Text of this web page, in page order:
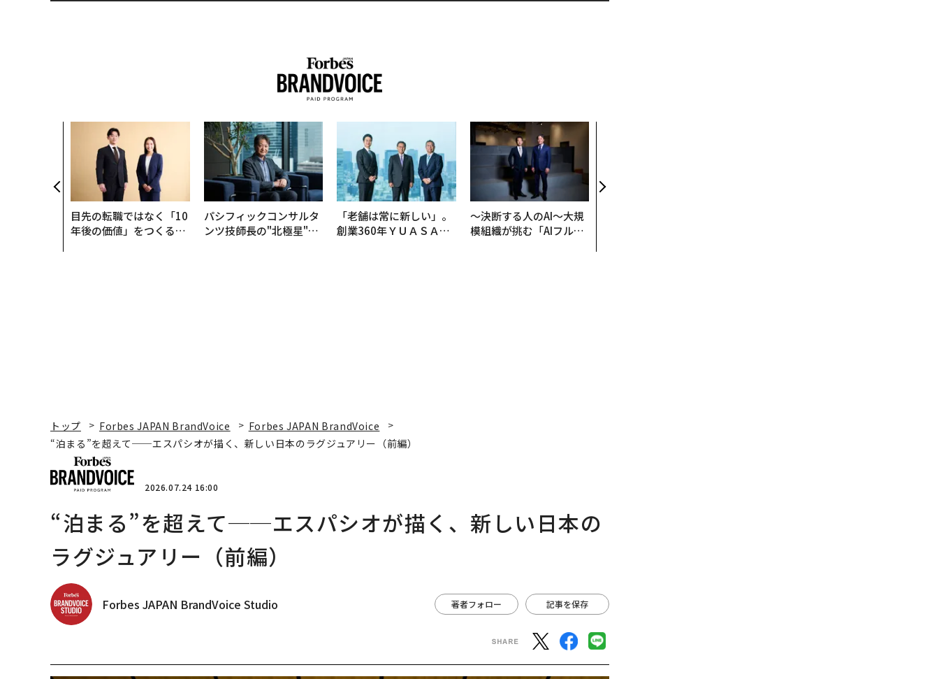
目先の転職ではなく「10
年後の価値」をつくる─
パシフィックコンサルタ
ンツ技師長の"北極星"。
「老舗は常に新しい」。
創業360年ＹＵＡＳＡと
〜決断する人のAI〜大規
模組織が挑む「AIフル実
トップ Forbes JAPAN BrandVoice
Forbes JAPAN BrandVoice
“泊まる”を超えて──エスパシオが描く、新しい日本のラグジュアリー（前編）
2026.07.24 16:00
“泊まる”を超えて──エスパシオが描く、新しい日本の
ラグジュアリー（前編）
Forbes JAPAN BrandVoice Studio 著者フォロー 記事を保存